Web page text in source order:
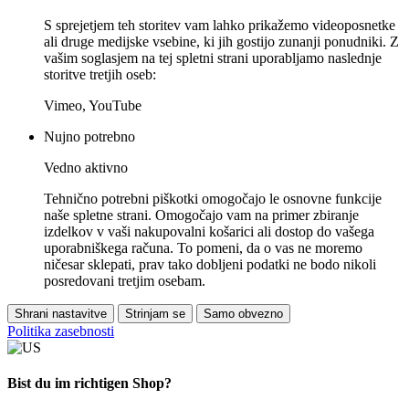
S sprejetjem teh storitev vam lahko prikažemo videoposnetke
ali druge medijske vsebine, ki jih gostijo zunanji ponudniki. Z
vašim soglasjem na tej spletni strani uporabljamo naslednje
storitve tretjih oseb:
Vimeo, YouTube
Nujno potrebno
Vedno aktivno
Tehnično potrebni piškotki omogočajo le osnovne funkcije
naše spletne strani. Omogočajo vam na primer zbiranje
izdelkov v vaši nakupovalni košarici ali dostop do vašega
uporabniškega računa. To pomeni, da o vas ne moremo
ničesar sklepati, prav tako dobljeni podatki ne bodo nikoli
posredovani tretjim osebam.
Shrani nastavitve Strinjam se Samo obvezno
Politika zasebnosti
Bist du im richtigen Shop?